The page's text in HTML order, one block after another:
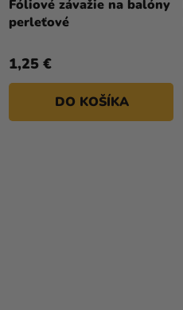
Fóliové závažie na balóny
perleťové
produktu
5
hviezdičiek.
1,25 €
DO KOŠÍKA